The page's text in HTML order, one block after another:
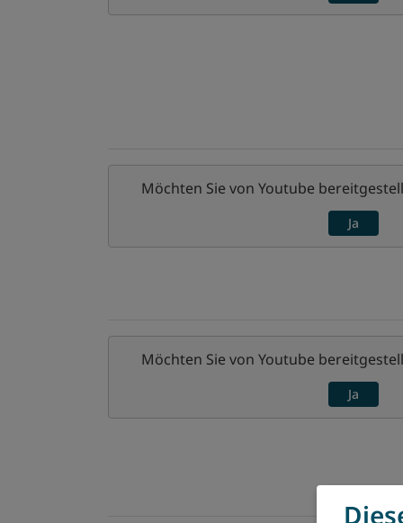
Möchten Sie von Youtube
Ja
Möchten Sie von Youtube
Ja